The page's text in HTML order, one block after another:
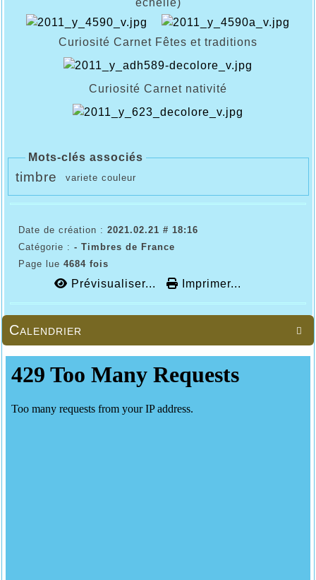

Calendrier
Curiosité Carnet Fêtes et traditions
Curiosité Carnet nativité
Mots-clés associés
timbre variete couleur
Date de création : 2021.02.21 # 18:16
Catégorie : - Timbres de France
Page lue 4684 fois
Prévisualiser... Imprimer...